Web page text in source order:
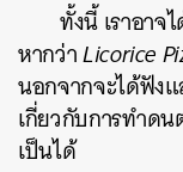
ทั้งนี้ เราอาจ
หากว่าLicorice
นอกจากจะได้ฟัง
เกี่ยวกับการทำด
เป็นได้